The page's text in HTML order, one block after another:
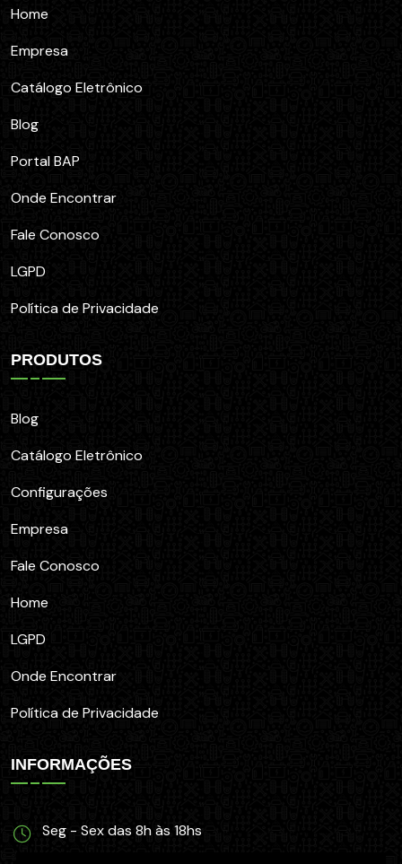
Home
Empresa
Catálogo Eletrônico
Blog
Portal BAP
Onde Encontrar
Fale Conosco
LGPD
Política de Privacidade
PRODUTOS
Blog
Catálogo Eletrônico
Configurações
Empresa
Fale Conosco
Home
LGPD
Onde Encontrar
Política de Privacidade
INFORMAÇÕES
Seg - Sex das 8h às 18hs